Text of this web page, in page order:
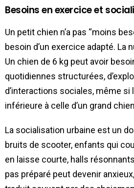
Besoins en exercice et
Un petit chien n’a pas “moins
besoin d’un exercice adapté. La
Un chien de 6 kg peut avoir
quotidiennes structurées,
d’interactions sociales, même
inférieure à celle d’un grand
La socialisation urbaine est un
bruits de scooter, enfants qui
en laisse courte, halls
pas préparé peut devenir